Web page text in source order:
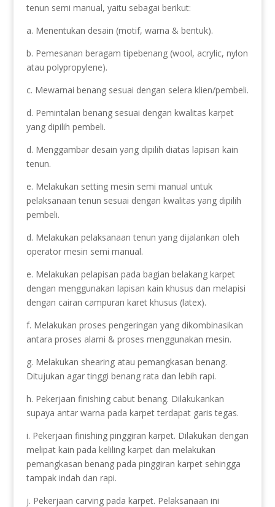
tenun semi manual, yaitu sebagai berikut:
a. Menentukan desain (motif, warna & bentuk).
b. Pemesanan beragam tipebenang (wool, acrylic, nylon
atau polypropylene).
c. Mewarnai benang sesuai dengan selera klien/pembeli.
d. Pemintalan benang sesuai dengan kwalitas karpet
yang dipilih pembeli.
d. Menggambar desain yang dipilih diatas lapisan kain
tenun.
e. Melakukan setting mesin semi manual untuk
pelaksanaan tenun sesuai dengan kwalitas yang dipilih
pembeli.
d. Melakukan pelaksanaan tenun yang dijalankan oleh
operator mesin semi manual.
e. Melakukan pelapisan pada bagian belakang karpet
dengan menggunakan lapisan kain khusus dan melapisi
dengan cairan campuran karet khusus (latex).
f. Melakukan proses pengeringan yang dikombinasikan
antara proses alami & proses menggunakan mesin.
g. Melakukan shearing atau pemangkasan benang.
Ditujukan agar tinggi benang rata dan lebih rapi.
h. Pekerjaan finishing cabut benang. Dilakukankan
supaya antar warna pada karpet terdapat garis tegas.
i. Pekerjaan finishing pinggiran karpet. Dilakukan dengan
melipat kain pada keliling karpet dan melakukan
pemangkasan benang pada pinggiran karpet sehingga
tampak indah dan rapi.
j. Pekerjaan carving pada karpet. Pelaksanaan ini